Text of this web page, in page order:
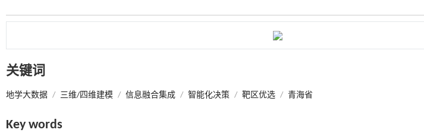
关键词
地学大数据 / 三维/四维建模 / 信息融合集成 / 智能化决策 / 靶区优选 / 青海省
Key words